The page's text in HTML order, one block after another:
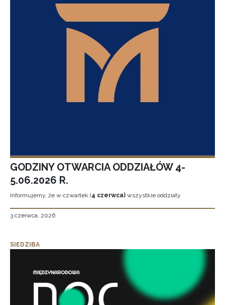
GODZINY OTWARCIA ODDZIAŁÓW 4-
5.06.2026 R.
Informujemy, że w czwartek (4 czerwca) wszystkie oddziały
3 czerwca, 2026
SIEDZIBA